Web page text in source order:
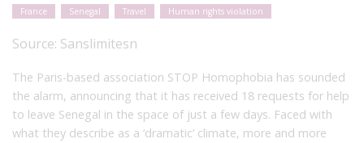
France Senegal Travel Human rights violation
Source: Sanslimitesn
The Paris-based association STOP Homophobia has sounded
the alarm, announcing that it has received 18 requests for help
to leave Senegal in the space of just a few days. Faced with
what they describe as a ‘dramatic’ climate, more and more